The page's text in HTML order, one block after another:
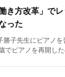
働き方改革」で
った
勝子先生にピアノを
でピアノを再開し